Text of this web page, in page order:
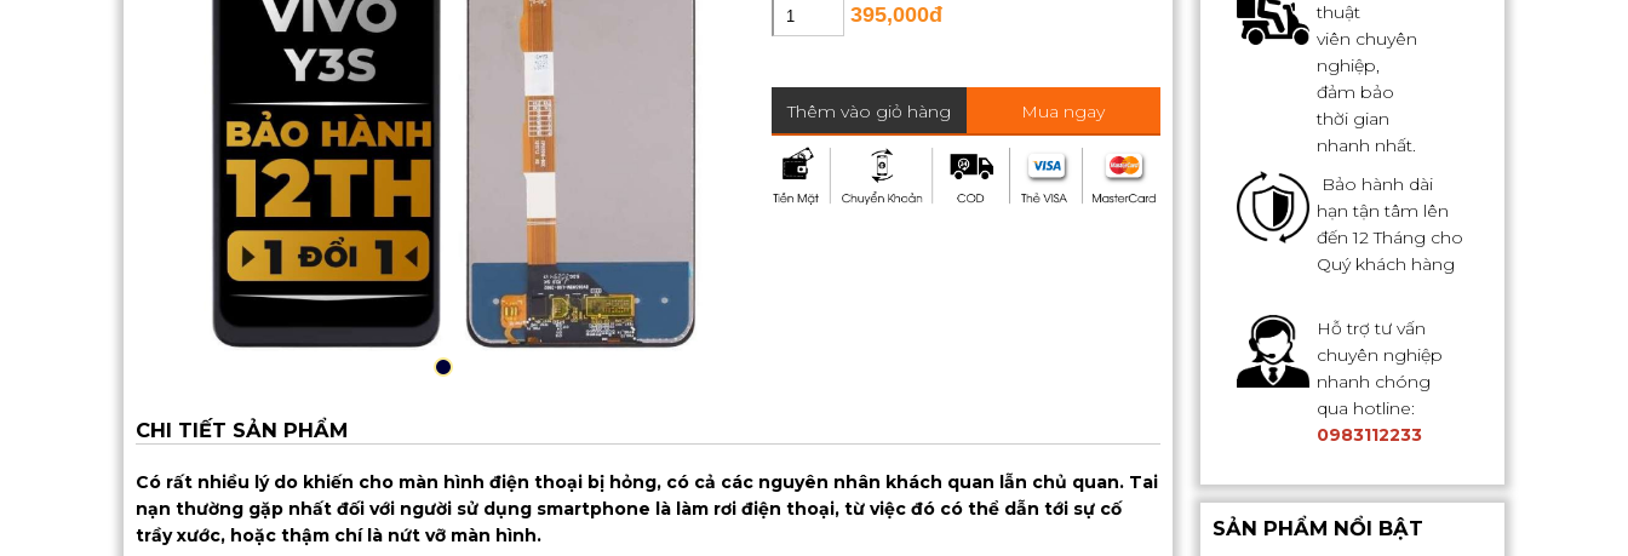
395,000đ
Thêm vào giỏ hàng Mua ngay
CHI TIẾT SẢN PHẨM
Có rất nhiều lý do khiến cho màn hình điện thoại bị hỏng, có cả các nguyên nhân khách quan lẫn chủ quan. Tai
nạn thường gặp nhất đối với người sử dụng smartphone là làm rơi điện thoại, từ việc đó có thể dẫn tới sự cố
trầy xước, hoặc thậm chí là nứt vỡ màn hình.
thuật
viên chuyên
nghiệp,
đảm bảo
thời gian
nhanh nhất.
Bảo hành dài
hạn tận tâm lên
đến 12 Tháng cho
Quý khách hàng
Hỗ trợ tư vấn
chuyên nghiệp
nhanh chóng
qua hotline:
0983112233
SẢN PHẨM NỔI BẬT